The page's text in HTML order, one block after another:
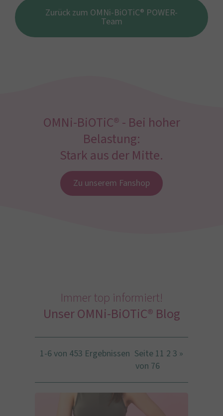
Zurück zum OMNi-BiOTiC® POWER-
Team
OMNi-BiOTiC® - Bei hoher
Belastung:
Stark aus der Mitte.
Zu unserem Fanshop
Immer top informiert!
Unser OMNi-BiOTiC® Blog
1-6 von 453 Ergebnissen Seite 1
von 76
1 2 3 »